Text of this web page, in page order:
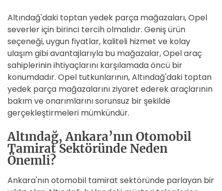
Altındağ'daki toptan yedek parça mağazaları, Opel
severler için birinci tercih olmalıdır. Geniş ürün
seçeneği, uygun fiyatlar, kaliteli hizmet ve kolay
ulaşım gibi avantajlarıyla bu mağazalar, Opel araç
sahiplerinin ihtiyaçlarını karşılamada öncü bir
konumdadır. Opel tutkunlarının, Altındağ'daki toptan
yedek parça mağazalarını ziyaret ederek araçlarının
bakım ve onarımlarını sorunsuz bir şekilde
gerçekleştirmeleri mümkündür.
Altındağ, Ankara’nın Otomobil
Tamirat Sektöründe Neden
Önemli?
Ankara'nın otomobil tamirat sektöründe parlayan bir